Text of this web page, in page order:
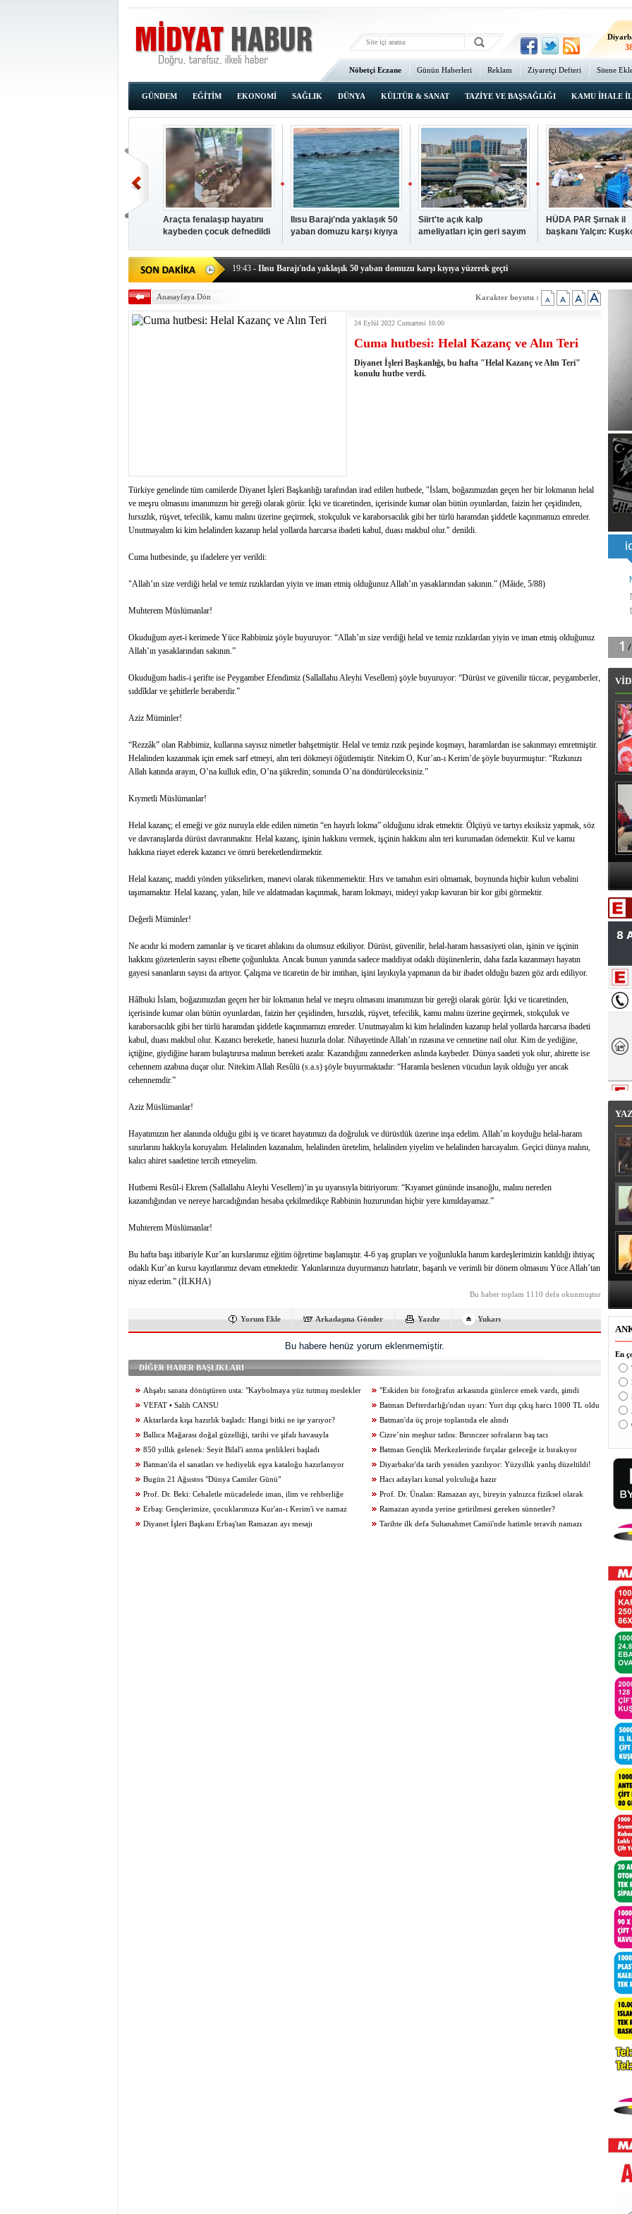
Nöbetçi Eczane Günün Haberleri Reklam Ziyaretçi Defteri
Sitene
Ana Sayfa
GÜNDEM
EĞİTİM EKONOMİ SAĞLIK DÜNYA KÜLTÜR & SANAT TAZİYE VE BAŞSAĞLIĞI KAMU İHALE
Araçta fenalaşıp hayatını
kaybeden çocuk defnedildi
Ilısu Barajı'nda yaklaşık 50
yaban domuzu karşı kıyıya
Siirt'te açık kalp
ameliyatları için geri sayım
HÜDA PAR Şırnak il
başkanı Yalçın:
dönmek istiyor
- OKUMAK İÇİN TIKLAYIN
19:43 - Ilısu Barajı'nda yaklaşık 50 yaban domuzu karşı kıyıya yüzerek geçti
19:42- Hacıoğlu: UMKE ekipleri bilgi, cesaret ve fedakârlıklarıyla hayat kurtarıyor
19:08- HÜDA PAR Şırnak il başkanı Yalçın: Kuşkonar Köyü sakinleri, köylerine dönmek
- Öter: Maneviyatı ve ahlaki yapıyı bozan en büyük olumsuzluklardan biri de sanal
- MARSU, Kabala Mahallesi'nin Yaklaşık 40 Yıllık Ana İsale Hattını Yeniliyor
- VEFAT • Mehmet Ata Baştuğ
- Mardin’de yangına müdahale eden itfaiye aracının altında kalan itfaiye eri öldü
Anasayfaya Dön Karakter boyutu :
24 Eylül 2022 Cumartesi 10:00
Cuma hutbesi: Helal Kazanç ve Alın Teri
Diyanet İşleri Başkanlığı, bu hafta "Helal Kazanç ve Alın Teri"
konulu hutbe verdi.
Türkiye genelinde tüm camilerde Diyanet İşleri Başkanlığı tarafından irad edilen hutbede, "İslam, boğazımızdan geçen her bir lokmanın helal
ve meşru olmasını imanımızın bir gereği olarak görür. İçki ve ticaretinden, içerisinde kumar olan bütün oyunlardan, faizin her çeşidinden,
hırsızlık, rüşvet, tefecilik, kamu malını üzerine geçirmek, stokçuluk ve karaborsacılık gibi her türlü haramdan şiddetle kaçınmamızı emreder.
Unutmayalım ki kim helalinden kazanıp helal yollarda harcarsa ibadeti kabul, duası makbul olur." denildi.
Cuma hutbesinde, şu ifadelere yer verildi:
"Allah’ın size verdiği helal ve temiz rızıklardan yiyin ve iman etmiş olduğunuz Allah’ın yasaklarından sakının.” (Mâide, 5/88)
Muhterem Müslümanlar!
Okuduğum ayet-i kerimede Yüce Rabbimiz şöyle buyuruyor: “Allah’ın size verdiği helal ve temiz rızıklardan yiyin ve iman etmiş olduğunuz
Allah’ın yasaklarından sakının.”
Okuduğum hadis-i şerifte ise Peygamber Efendimiz (Sallallahu Aleyhi Vesellem) şöyle buyuruyor: “Dürüst ve güvenilir tüccar, peygamberler,
sıddîklar ve şehitlerle beraberdir.”
Aziz Müminler!
“Rezzâk” olan Rabbimiz, kullarına sayısız nimetler bahşetmiştir. Helal ve temiz rızık peşinde koşmayı, haramlardan ise sakınmayı emretmiştir.
Helalinden kazanmak için emek sarf etmeyi, alın teri dökmeyi öğütlemiştir. Nitekim O, Kur’an-ı Kerim’de şöyle buyurmuştur: “Rızkınızı
Allah katında arayın, O’na kulluk edin, O’na şükredin; sonunda O’na döndürüleceksiniz.”
Kıymetli Müslümanlar!
Helal kazanç; el emeği ve göz nuruyla elde edilen nimetin “en hayırlı lokma” olduğunu idrak etmektir. Ölçüyü ve tartıyı eksiksiz yapmak, söz
ve davranışlarda dürüst davranmaktır. Helal kazanç, işinin hakkını vermek, işçinin hakkını alın teri kurumadan ödemektir. Kul ve kamu
hakkına riayet ederek kazancı ve ömrü bereketlendirmektir.
Helal kazanç, maddi yönden yükselirken, manevi olarak tükenmemektir. Hırs ve tamahın esiri olmamak, boynunda hiçbir kulun vebalini
taşımamaktır. Helal kazanç, yalan, hile ve aldatmadan kaçınmak, haram lokmayı, mideyi yakıp kavuran bir kor gibi görmektir.
Değerli Müminler!
Ne acıdır ki modern zamanlar iş ve ticaret ahlakını da olumsuz etkiliyor. Dürüst, güvenilir, helal-haram hassasiyeti olan, işinin ve işçinin
hakkını gözetenlerin sayısı elbette çoğunlukta. Ancak bunun yanında sadece maddiyat odaklı düşünenlerin, daha fazla kazanmayı hayatın
gayesi sananların sayısı da artıyor. Çalışma ve ticaretin de bir imtihan, işini layıkıyla yapmanın da bir ibadet olduğu bazen göz ardı ediliyor.
Hâlbuki İslam, boğazımızdan geçen her bir lokmanın helal ve meşru olmasını imanımızın bir gereği olarak görür. İçki ve ticaretinden,
içerisinde kumar olan bütün oyunlardan, faizin her çeşidinden, hırsızlık, rüşvet, tefecilik, kamu malını üzerine geçirmek, stokçuluk ve
karaborsacılık gibi her türlü haramdan şiddetle kaçınmamızı emreder. Unutmayalım ki kim helalinden kazanıp helal yollarda harcarsa ibadeti
kabul, duası makbul olur. Kazancı bereketle, hanesi huzurla dolar. Nihayetinde Allah’ın rızasına ve cennetine nail olur. Kim de yediğine,
içtiğine, giydiğine haram bulaştırırsa malının bereketi azalır. Kazandığını zannederken aslında kaybeder. Dünya saadeti yok olur, ahirette ise
cehennem azabına duçar olur. Nitekim Allah Resûlü (s.a.s) şöyle buyurmaktadır: “Haramla beslenen vücudun layık olduğu yer ancak
cehennemdir.”
Aziz Müslümanlar!
Hayatımızın her alanında olduğu gibi iş ve ticaret hayatımızı da doğruluk ve dürüstlük üzerine inşa edelim. Allah’ın koyduğu helal-haram
sınırlarını hakkıyla koruyalım. Helalinden kazanalım, helalinden üretelim, helalinden yiyelim ve helalinden harcayalım. Geçici dünya malını,
kalıcı ahiret saadetine tercih etmeyelim.
Hutbemi Resûl-i Ekrem (Sallallahu Aleyhi Vesellem)’in şu uyarısıyla bitiriyorum: “Kıyamet gününde insanoğlu, malını nereden
kazandığından ve nereye harcadığından hesaba çekilmedikçe Rabbinin huzurundan hiçbir yere kımıldayamaz.”
Muhterem Müslümanlar!
Bu hafta başı itibariyle Kur’an kurslarımız eğitim öğretime başlamıştır. 4-6 yaş grupları ve yoğunlukla hanım kardeşlerimizin katıldığı ihtiyaç
odaklı Kur’an kursu kayıtlarımız devam etmektedir. Yakınlarınıza duyurmanızı hatırlatır, başarılı ve verimli bir dönem olmasını Yüce Allah’tan
niyaz ederim.” (İLKHA)
Bu haber toplam 1110 defa okunmuştur
Yorum Ekle Arkadaşına Gönder Yazdır Yukarı
Bu habere henüz yorum eklenmemiştir.
DİĞER HABER BAŞLIKLARI
Ahşabı sanata dönüştüren usta: "Kaybolmaya yüz tutmuş meslekler
desteklenmeli"
"Eskiden bir fotoğrafın arkasında günlerce emek vardı, şimdi
birkaç tık yetiyor"
VEFAT • Salih CANSU
Batman Defterdarlığı'ndan uyarı: Yurt dışı çıkış harcı 1000 TL oldu
Aktarlarda kışa hazırlık başladı: Hangi bitki ne işe yarıyor?
Batman'da üç proje toplantıda ele alındı
Ballıca Mağarası doğal güzelliği, tarihi ve şifalı havasıyla
ziyaretçilerini büyülüyor
Cizre’nin meşhur tatlısı: Bırınczer sofraların baş tacı
850 yıllık gelenek: Seyit Bilal'i anma şenlikleri başladı
Batman Gençlik Merkezlerinde fırçalar geleceğe iz bırakıyor
Batman'da el sanatları ve hediyelik eşya kataloğu hazırlanıyor
Diyarbakır'da tarih yeniden yazılıyor: Yüzyıllık yanlış düzeltildi!
Bugün 21 Ağustos "Dünya Camiler Günü"
Hacı adayları kutsal yolculuğa hazır
Prof. Dr. Beki: Cehaletle mücadelede iman, ilim ve rehberliğe
ihtiyaç var!
Prof. Dr. Ünalan: Ramazan ayı, bireyin yalnızca fiziksel olarak
değil, ruhen ve ahlaken de arınmasını sağlar
Erbaş: Gençlerimize, çocuklarımıza Kur'an-ı Kerim'i ve namaz
kılmayı öğretelim
Ramazan ayında yerine getirilmesi gereken sünnetler?
Diyanet İşleri Başkanı Erbaş'tan Ramazan ayı mesajı
Tarihte ilk defa Sultanahmet Camii'nde hatimle teravih namazı
En